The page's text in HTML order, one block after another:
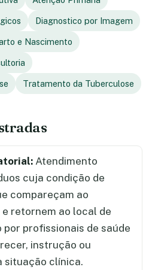
Diagnostico por Imagem
e Nascimento
Tratamento da Tuberculose
Atendimento
cuja condição de
compareçam ao
retornem ao local de
por profissionais de saúde
instrução ou
situação clínica.